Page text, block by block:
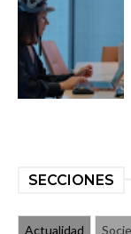
SECCIONES
Actualidad